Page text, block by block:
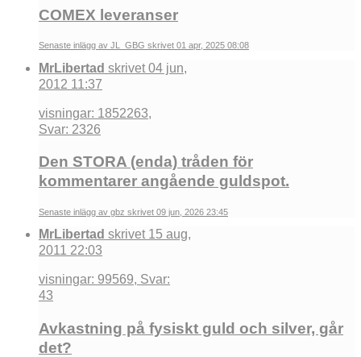
COMEX leveranser
Senaste inlägg av JL_GBG skrivet 01 apr, 2025 08:08
MrLibertad skrivet 04 jun,
2012 11:37
visningar: 1852263,
Svar: 2326
Den STORA (enda) tråden för
kommentarer angående guldspot.
Senaste inlägg av gbz skrivet 09 jun, 2026 23:45
MrLibertad skrivet 15 aug,
2011 22:03
visningar: 99569, Svar:
43
Avkastning på fysiskt guld och silver, går
det?